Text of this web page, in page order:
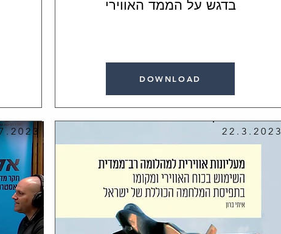
בדגש על הממד האווירי
DOWNLOAD
22.3.2023